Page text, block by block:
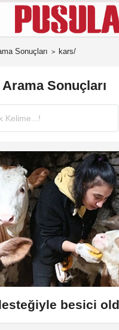
Sonuçları kars/
Sonuçları
besici